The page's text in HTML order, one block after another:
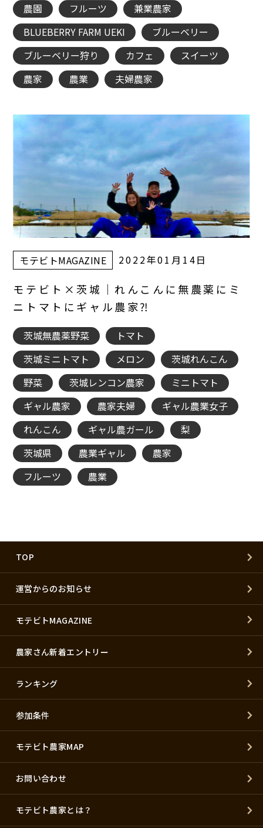
農園 フルーツ
兼業農家
BLUEBERRY FARM UEKI
ブルーベリー
ブルーベリー狩り
カフェ
スイーツ
農家
農業 夫婦農家
モテビトMAGAZINE 2022年01月14日
モテビト×茨城｜れんこんに無農薬にミ
ニトマトにギャル農家⁈
茨城無農薬野菜
トマト
茨城ミニトマト
メロン
茨城れんこん
野菜
茨城レンコン農家
ミニトマト
ギャル農家
農家夫婦
ギャル農業女子
れんこん
ギャル農ガール
梨
茨城県
農業ギャル
農家
フルーツ
農業
TOP
運営からのお知らせ
モテビトMAGAZINE
農家さん新着エントリー
ランキング
参加条件
モテビト農家MAP
お問い合わせ
モテビト農家とは？